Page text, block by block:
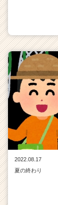
2022.08.17
夏の終わり